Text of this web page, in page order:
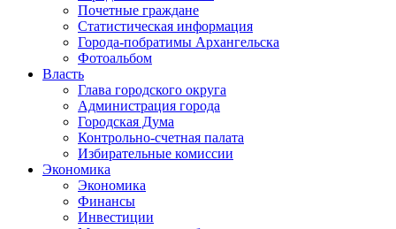
Почетные граждане
Статистическая информация
Города-побратимы Архангельска
Фотоальбом
Власть
Глава городского округа
Администрация города
Городская Дума
Контрольно-счетная палата
Избирательные комиссии
Экономика
Экономика
Финансы
Инвестиции